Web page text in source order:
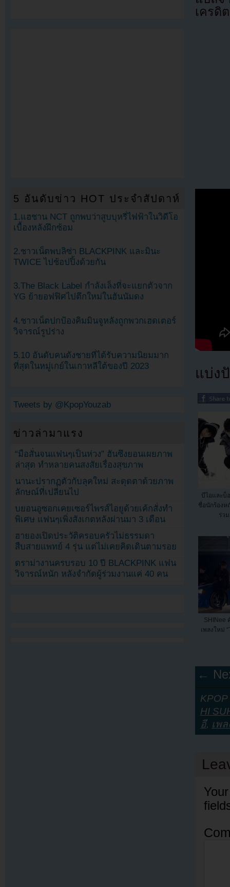
เครดิ
แบ่ง
บีไอและบ็
ชื่อนักร้องห
ร่ว
SHINee
เพลงใหม่
←
HI
อี, เพล
5 อันดับข่าว HOT ประจำสัปดาห์
1.แฮชาน NCT ถูกพบว่าสูบบุหรี่ไฟฟ้าในวิดีโอ
เบื้องหลังฝึกซ้อม
2.ชาวเน็ตพบลิซ่า BLACKPINK และมินะ
TWICE ไปช้อปปิ้งด้วยกัน
3.The Black Label กำลังเล็งที่จะแยกตัวจาก
YG ย้ายอฟฟิศไปตึกใหม่ในฮันนัมดง
4.ชาวเน็ตปกป้องคิมมินจูหลังถูกพวกเฮดเตอร์
วิจารณ์รูปร่าง
5.10 อันดับคนดังชายที่ได้รับความนิยมมาก
ที่สุดในหมู่เกย์ในเกาหลีใต้ของปี 2023
Tweets by @KpopYouzab
ข่าวล่ามาแรง
“มือสั่นจนแฟนๆเป็นห่วง” ฮันซึงยอนเผยภาพ
ล่าสุด ทำหลายคนสงสัยเรื่องสุขภาพ
นานะปรากฏตัวกับลุคใหม่ สะดุดตาด้วยภาพ
ลักษณ์ที่เปลี่ยนไป
บยอนอูซอกเคยเซอร์ไพรส์ไอยูด้วยเค้กสั่งทำ
พิเศษ แฟนๆเพิ่งสังเกตหลังผ่านมา 3 เดือน
ฮายองเปิดประวัติครอบครัวไม่ธรรมดา
สืบสายแพทย์ 4 รุ่น แต่ไม่เคยคิดเดินตามรอย
ดราม่างานครบรอบ 10 ปี BLACKPINK แฟน
วิจารณ์หนัก หลังจำกัดผู้ร่วมงานแค่ 40 คน